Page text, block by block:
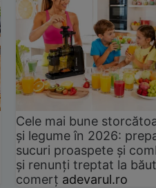
Cele mai bune
și legume în 2026:
sucuri proaspete și
și renunți treptat la
comerț adevarul.ro